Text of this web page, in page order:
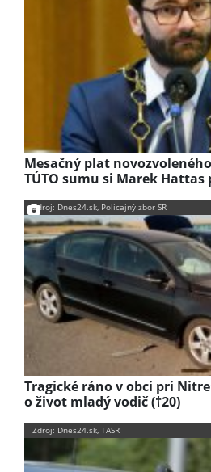
Mesačný plat
TÚTO sumu si Marek
Zdroj: Dnes24.sk, Policajný zbor SR
Tragické ráno v obci pri
o život mladý vodič (†20)
Zdroj: Dnes24.sk, TASR